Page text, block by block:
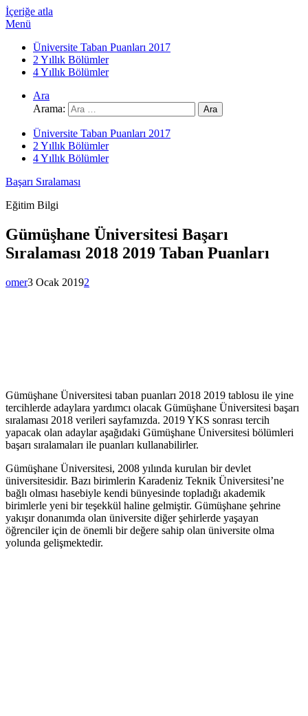
İçeriğe atla
Menü
Üniversite Taban Puanları 2017
2 Yıllık Bölümler
4 Yıllık Bölümler
Ara
Arama:
Üniversite Taban Puanları 2017
2 Yıllık Bölümler
4 Yıllık Bölümler
Başarı Sıralaması
Eğitim Bilgi
Gümüşhane Üniversitesi Başarı
Sıralaması 2018 2019 Taban Puanları
omer3 Ocak 20192
Gümüşhane Üniversitesi taban puanları 2018 2019 tablosu ile yine
tercihlerde adaylara yardımcı olacak Gümüşhane Üniversitesi başarı
sıralaması 2018 verileri sayfamızda. 2019 YKS sonrası tercih
yapacak olan adaylar aşağıdaki Gümüşhane Üniversitesi bölümleri
başarı sıralamaları ile puanları kullanabilirler.
Gümüşhane Üniversitesi, 2008 yılında kurulan bir devlet
üniversitesidir. Bazı birimlerin Karadeniz Teknik Üniversitesi’ne
bağlı olması hasebiyle kendi bünyesinde topladığı akademik
birimlerle yeni bir teşekkül haline gelmiştir. Gümüşhane şehrine
yakışır donanımda olan üniversite diğer şehirlerde yaşayan
öğrenciler için de önemli bir değere sahip olan üniversite olma
yolunda gelişmektedir.